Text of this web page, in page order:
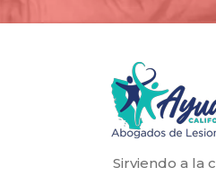
Sirviendo a la